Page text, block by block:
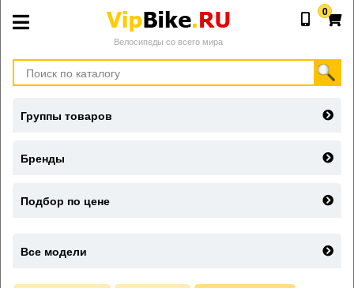
Велосипеды со всего мира
0
Группы товаров
Бренды
Подбор по цене
Все модели